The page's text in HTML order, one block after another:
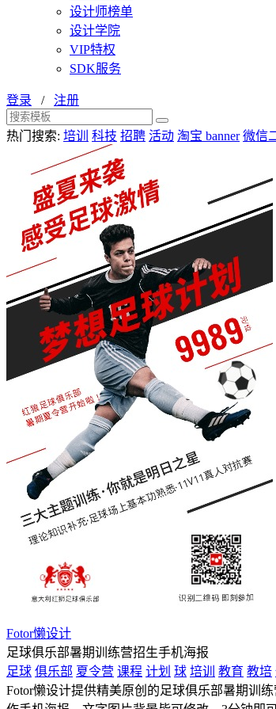
设计师榜单
设计学院
VIP特权
SDK服务
登录 / 注册
热门搜索: 培训 科技 招聘 活动 淘宝 banner 微信
Fotor懒设计
足球俱乐部暑期训练营招生手机海报
足球 俱乐部 夏令营 课程 计划 球 培训 教育 教培
Fotor懒设计提供精美原创的足球俱乐部暑期训